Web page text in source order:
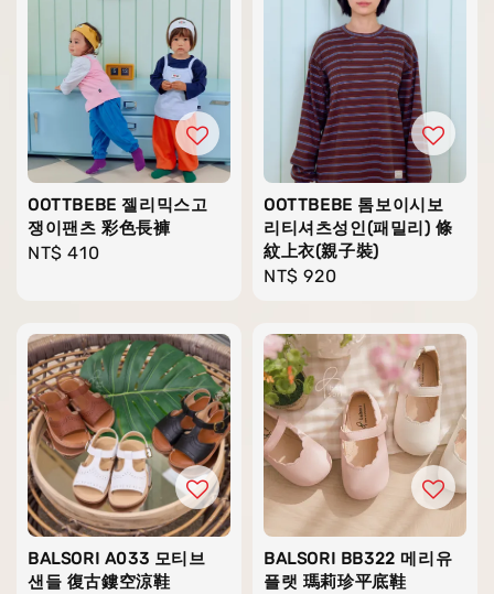
OOTTBEBE 젤리믹스고
쟁이팬츠 彩色長褲
Regular
NT$ 410
OOTTBEBE 톰보이시보
리티셔츠성인(패밀리) 條
紋上衣(親子裝)
Regular
NT$ 920
BALSORI A033 모티브
샌들 復古鏤空涼鞋
BALSORI BB322 메리유
플랫 瑪莉珍平底鞋